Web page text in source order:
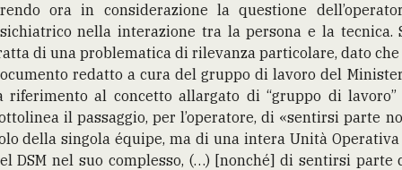
ora in considerazione la questione
nella interazione tra la persona e la tecnica.
di una problematica di rilevanza particolare, dato
redatto a cura del gruppo di lavoro del
riferimento al concetto allargato di “gruppo di lavoro”
il passaggio, per l’operatore, di «sentirsi parte
della singola équipe, ma di una intera Unità Operativa
DSM nel suo complesso, (…) [nonché] di sentirsi parte